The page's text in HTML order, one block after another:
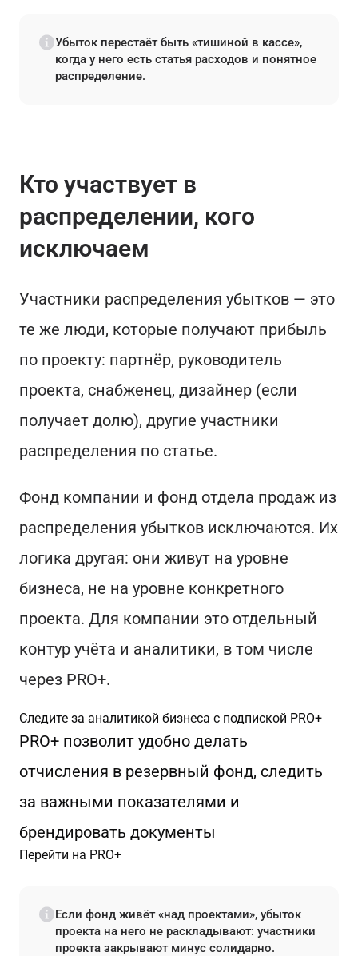
Убыток перестаёт быть «тишиной в кассе»,
когда у него есть статья расходов и понятное
распределение.
Кто участвует в
распределении, кого
исключаем
Участники распределения убытков — это
те же люди, которые получают прибыль
по проекту: партнёр, руководитель
проекта, снабженец, дизайнер (если
получает долю), другие участники
распределения по статье.
Фонд компании и фонд отдела продаж из
распределения убытков исключаются. Их
логика другая: они живут на уровне
бизнеса, не на уровне конкретного
проекта. Для компании это отдельный
контур учёта и аналитики, в том числе
через PRO+.
Следите за аналитикой бизнеса с подпиской PRO+
PRO+ позволит удобно делать
отчисления в резервный фонд, следить
за важными показателями и
брендировать документы
Перейти на PRO+
Если фонд живёт «над проектами», убыток
проекта на него не раскладывают: участники
проекта закрывают минус солидарно.